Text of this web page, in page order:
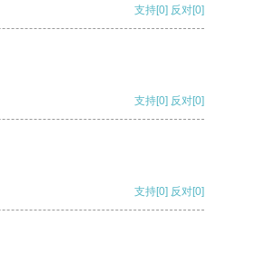
支持[0] 反对[0]
支持[0] 反对[0]
支持[0] 反对[0]